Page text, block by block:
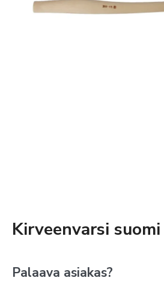
Kirveenvarsi
Palaava asiakas?